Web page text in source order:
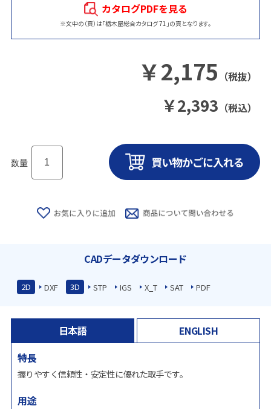
カタログPDFを見る
※文中の（頁）は「栃木屋総合カタログ 71」の頁となります。
￥2,175 （税抜）
￥2,393 （税込）
数量
CADデータダウンロード
2D DXF 3D STP IGS X_T SAT PDF
日本語
ENGLISH
特長
握りやすく信頼性・安定性に優れた取手です。
用途